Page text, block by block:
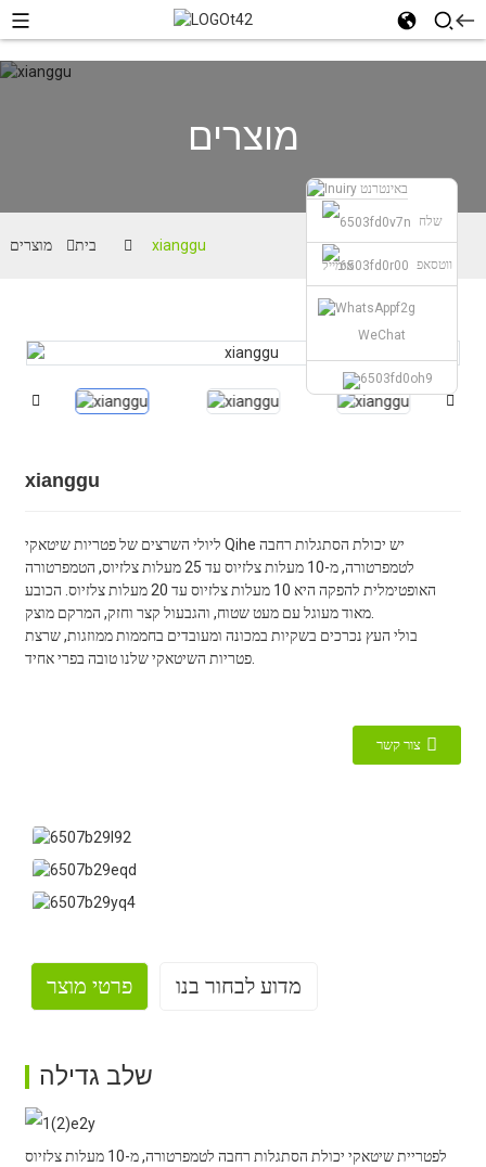
שלח
אימייל ווטסאפ
WeChat
מוצרים
בית מוצרים xianggu
xianggu
ליולי השרצים של פטריות שיטאקי Qihe יש יכולת הסתגלות רחבה
לטמפרטורה, מ-10 מעלות צלזיוס עד 25 מעלות צלזיוס, הטמפרטורה
האופטימלית להפקה היא 10 מעלות צלזיוס עד 20 מעלות צלזיוס. הכובע
מאוד מעוגל עם מעט שטוח, והגבעול קצר וחזק, המרקם מוצק.
בולי העץ נכרכים בשקיות במכונה ומעובדים בחממות ממוזגות, שרצת
פטריות השיטאקי שלנו טובה בפרי אחיד.
צור קשר
פרטי מוצר מדוע לבחור בנו
שלב גדילה
לפטריית שיטאקי יכולת הסתגלות רחבה לטמפרטורה, מ-10 מעלות צלזיוס